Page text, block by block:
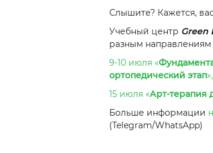
Слышите? Кажется,
Учебный центр Green
разным направлениям
9-10 июля «
ортопедический этап
15 июля «Арт-терапия
Больше информации
(Telegram/WhatsApp)